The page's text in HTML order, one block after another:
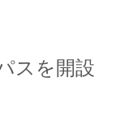
スを開設